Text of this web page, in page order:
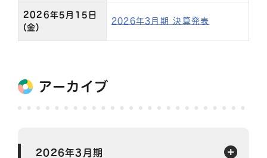
2026年5月15日
(金)
2026年3月期 決算発表
アーカイブ
2026年3月期